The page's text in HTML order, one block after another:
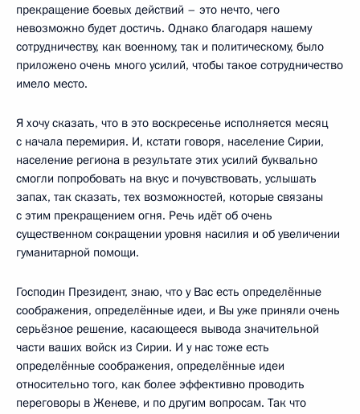
прекращение боевых действий – это нечто, чего
невозможно будет достичь. Однако благодаря нашему
сотрудничеству, как военному, так и политическому, было
приложено очень много усилий, чтобы такое сотрудничество
имело место.
Я хочу сказать, что в это воскресенье исполняется месяц
с начала перемирия. И, кстати говоря, население Сирии,
население региона в результате этих усилий буквально
смогли попробовать на вкус и почувствовать, услышать
запах, так сказать, тех возможностей, которые связаны
с этим прекращением огня. Речь идёт об очень
существенном сокращении уровня насилия и об увеличении
гуманитарной помощи.
Господин Президент, знаю, что у Вас есть определённые
соображения, определённые идеи, и Вы уже приняли очень
серьёзное решение, касающееся вывода значительной
части ваших войск из Сирии. И у нас тоже есть
определённые соображения, определённые идеи
относительно того, как более эффективно проводить
переговоры в Женеве, и по другим вопросам. Так что